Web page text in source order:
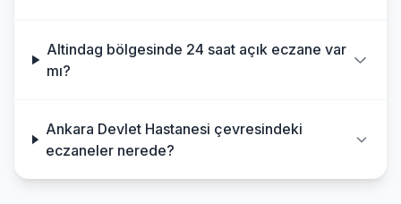
Altindag bölgesinde 24 saat açık eczane var
mı?
Ankara Devlet Hastanesi çevresindeki
eczaneler nerede?